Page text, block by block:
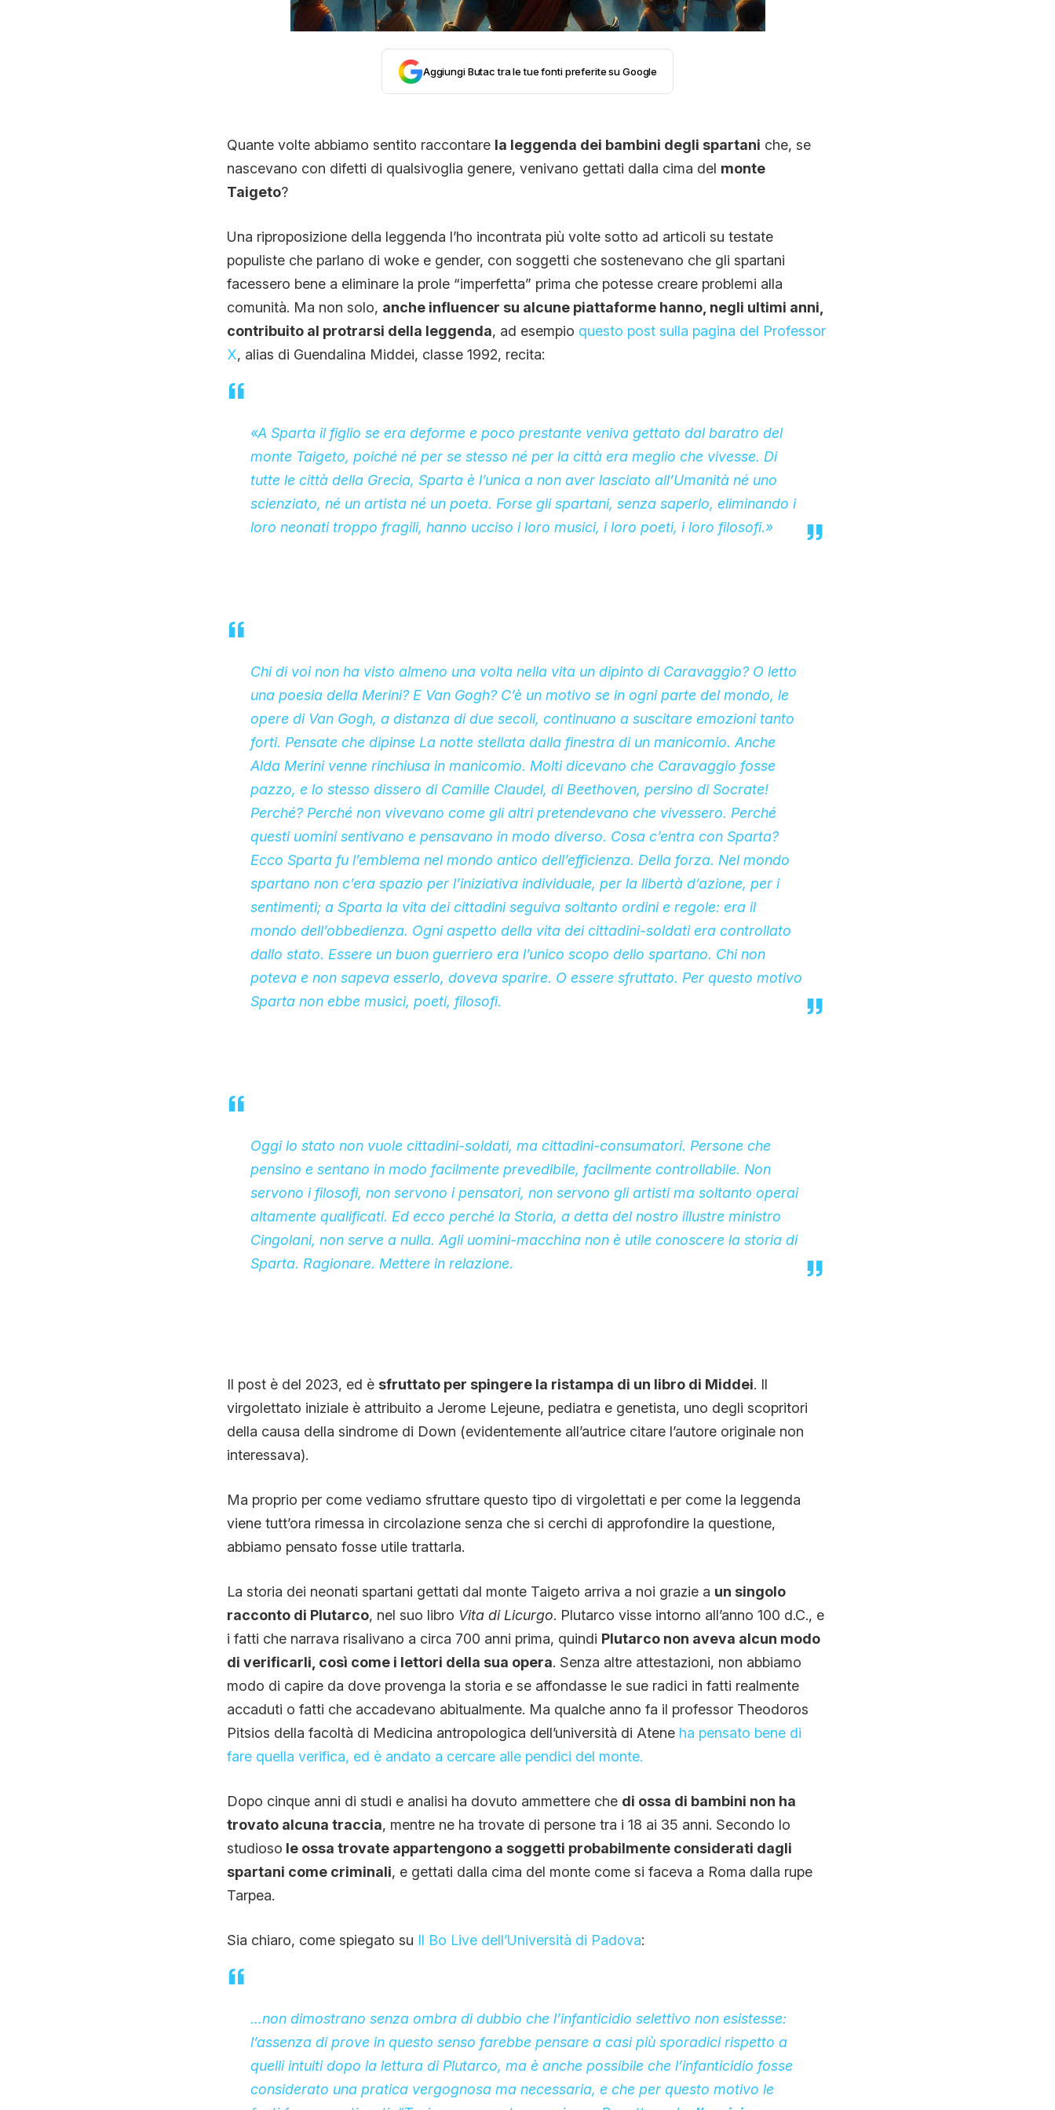
CONTATTI
CHI SIAMO
Aggiungi Butac tra le tue fonti preferite su Google
Quante volte abbiamo sentito raccontare la leggenda dei bambini degli spartani che, se
nascevano con difetti di qualsivoglia genere, venivano gettati dalla cima del monte
Taigeto?
Una riproposizione della leggenda l’ho incontrata più volte sotto ad articoli su testate
populiste che parlano di woke e gender, con soggetti che sostenevano che gli spartani
facessero bene a eliminare la prole “imperfetta” prima che potesse creare problemi alla
comunità. Ma non solo, anche influencer su alcune piattaforme hanno, negli ultimi anni,
contribuito al protrarsi della leggenda, ad esempio questo post sulla pagina del Professor
X, alias di Guendalina Middei, classe 1992, recita:
«A Sparta il figlio se era deforme e poco prestante veniva gettato dal baratro del
monte Taigeto, poiché né per se stesso né per la città era meglio che vivesse. Di
tutte le città della Grecia, Sparta è l’unica a non aver lasciato all’Umanità né uno
scienziato, né un artista né un poeta. Forse gli spartani, senza saperlo, eliminando i
loro neonati troppo fragili, hanno ucciso i loro musici, i loro poeti, i loro filosofi.»
Chi di voi non ha visto almeno una volta nella vita un dipinto di Caravaggio? O letto
una poesia della Merini? E Van Gogh? C’è un motivo se in ogni parte del mondo, le
opere di Van Gogh, a distanza di due secoli, continuano a suscitare emozioni tanto
forti. Pensate che dipinse La notte stellata dalla finestra di un manicomio. Anche
Alda Merini venne rinchiusa in manicomio. Molti dicevano che Caravaggio fosse
pazzo, e lo stesso dissero di Camille Claudel, di Beethoven, persino di Socrate!
Perché? Perché non vivevano come gli altri pretendevano che vivessero. Perché
questi uomini sentivano e pensavano in modo diverso. Cosa c’entra con Sparta?
Ecco Sparta fu l’emblema nel mondo antico dell’efficienza. Della forza. Nel mondo
spartano non c’era spazio per l’iniziativa individuale, per la libertà d’azione, per i
sentimenti; a Sparta la vita dei cittadini seguiva soltanto ordini e regole: era il
mondo dell’obbedienza. Ogni aspetto della vita dei cittadini-soldati era controllato
dallo stato. Essere un buon guerriero era l’unico scopo dello spartano. Chi non
poteva e non sapeva esserlo, doveva sparire. O essere sfruttato. Per questo motivo
Sparta non ebbe musici, poeti, filosofi.
Oggi lo stato non vuole cittadini-soldati, ma cittadini-consumatori. Persone che
pensino e sentano in modo facilmente prevedibile, facilmente controllabile. Non
servono i filosofi, non servono i pensatori, non servono gli artisti ma soltanto operai
altamente qualificati. Ed ecco perché la Storia, a detta del nostro illustre ministro
Cingolani, non serve a nulla. Agli uomini-macchina non è utile conoscere la storia di
Sparta. Ragionare. Mettere in relazione.
Il post è del 2023, ed è sfruttato per spingere la ristampa di un libro di Middei. Il
virgolettato iniziale è attribuito a Jerome Lejeune, pediatra e genetista, uno degli scopritori
della causa della sindrome di Down (evidentemente all’autrice citare l’autore originale non
interessava).
Ma proprio per come vediamo sfruttare questo tipo di virgolettati e per come la leggenda
viene tutt’ora rimessa in circolazione senza che si cerchi di approfondire la questione,
abbiamo pensato fosse utile trattarla.
La storia dei neonati spartani gettati dal monte Taigeto arriva a noi grazie a un singolo
racconto di Plutarco, nel suo libro Vita di Licurgo. Plutarco visse intorno all’anno 100 d.C., e
i fatti che narrava risalivano a circa 700 anni prima, quindi Plutarco non aveva alcun modo
di verificarli, così come i lettori della sua opera. Senza altre attestazioni, non abbiamo
modo di capire da dove provenga la storia e se affondasse le sue radici in fatti realmente
accaduti o fatti che accadevano abitualmente. Ma qualche anno fa il professor Theodoros
Pitsios della facoltà di Medicina antropologica dell’università di Atene ha pensato bene di
fare quella verifica, ed è andato a cercare alle pendici del monte.
Dopo cinque anni di studi e analisi ha dovuto ammettere che di ossa di bambini non ha
trovato alcuna traccia, mentre ne ha trovate di persone tra i 18 ai 35 anni. Secondo lo
studioso le ossa trovate appartengono a soggetti probabilmente considerati dagli
spartani come criminali, e gettati dalla cima del monte come si faceva a Roma dalla rupe
Tarpea.
Sia chiaro, come spiegato su Il Bo Live dell’Università di Padova:
…non dimostrano senza ombra di dubbio che l’infanticidio selettivo non esistesse:
l’assenza di prove in questo senso farebbe pensare a casi più sporadici rispetto a
quelli intuiti dopo la lettura di Plutarco, ma è anche possibile che l’infanticidio fosse
considerato una pratica vergognosa ma necessaria, e che per questo motivo le